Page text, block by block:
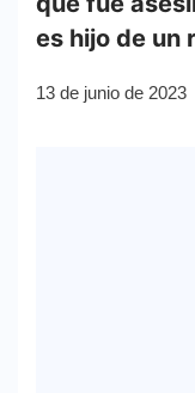
es hijo de un
13 de junio de 2023